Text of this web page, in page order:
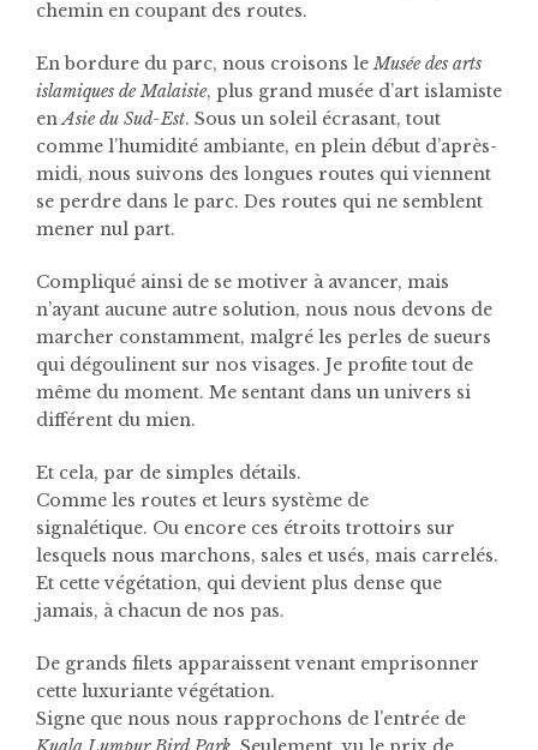
chemin en coupant des routes.
En bordure du parc, nous croisons leMusée des arts
islamiques de Malaisie, plus grand musée d’art islamiste
enAsie du Sud-Est. Sous un soleil écrasant, tout
comme l’humidité ambiante, en plein début d’après-
midi, nous suivons des longues routes qui viennent
se perdre dans le parc. Des routes qui ne semblent
mener nul part.
Compliqué ainsi de se motiver à avancer, mais
n’ayant aucune autre solution, nous nous devons de
marcher constamment, malgré les perles de sueurs
qui dégoulinent sur nos visages. Je profite tout de
même du moment. Me sentant dans un univers si
différent du mien.
Et cela, par de simples détails.
Comme les routes et leurs système de
signalétique. Ou encore ces étroits trottoirs sur
lesquels nous marchons, sales et usés, mais carrelés.
Et cette végétation, qui devient plus dense que
jamais, à chacun de nos pas.
De grands filets apparaissent venant emprisonner
cette luxuriante végétation.
Signe que nous nous rapprochons de l’entrée de